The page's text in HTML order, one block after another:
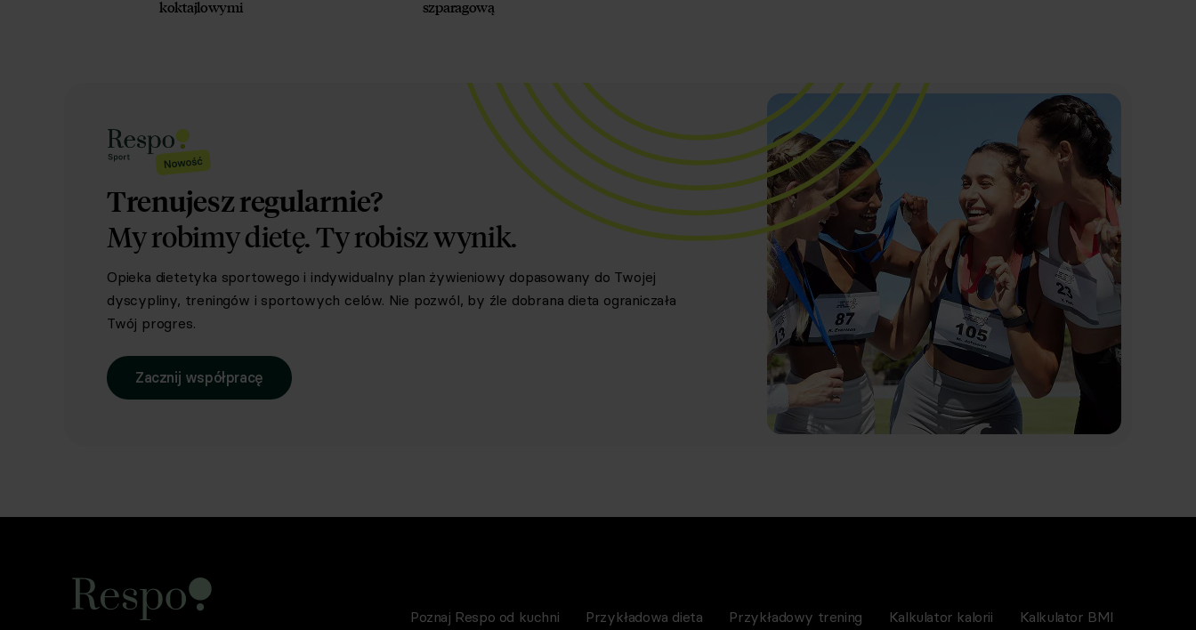
koktajlowymi
szparagową
Trenujesz regularnie?
My robimy dietę.Ty robisz wynik.
Opieka dietetyka sportowego i indywidualny plan żywieniowy dopasowany do Twojej
dyscypliny, treningów i sportowych celów. Nie pozwól, by źle dobrana dieta ograniczała
Twój progres.
Zacznij współpracę
Poznaj Respo od kuchni Przykładowa dieta Przykładowy trening Kalkulator kalorii Kalkulator BMI